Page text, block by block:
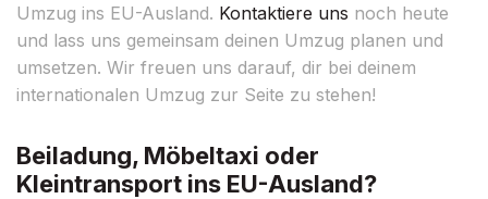
Umzug ins EU-Ausland. Kontaktiere uns noch heute
und lass uns gemeinsam deinen Umzug planen und
umsetzen. Wir freuen uns darauf, dir bei deinem
internationalen Umzug zur Seite zu stehen!
Beiladung, Möbeltaxi oder
Kleintransport ins EU-Ausland?